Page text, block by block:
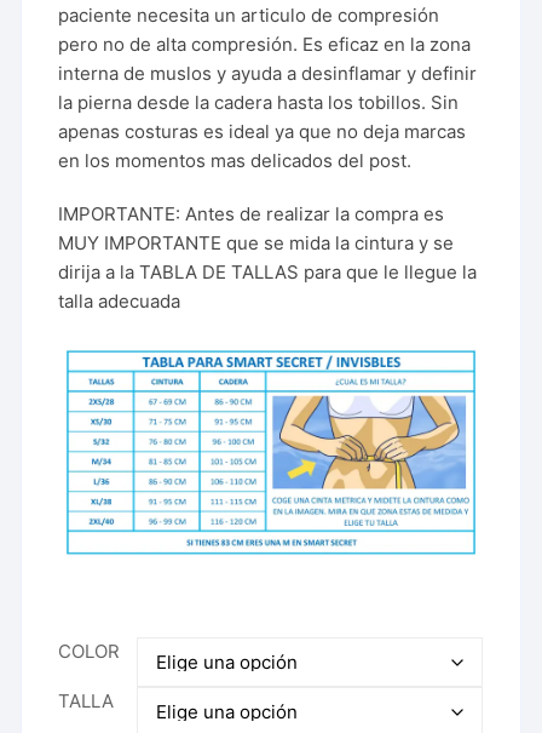
paciente necesita un articulo de compresión
pero no de alta compresión. Es eficaz en la zona
interna de muslos y ayuda a desinflamar y definir
la pierna desde la cadera hasta los tobillos. Sin
apenas costuras es ideal ya que no deja marcas
en los momentos mas delicados del post.
IMPORTANTE: Antes de realizar la compra es
MUY IMPORTANTE que se mida la cintura y se
dirija a la TABLA DE TALLAS para que le llegue la
talla adecuada
COLOR
TALLA